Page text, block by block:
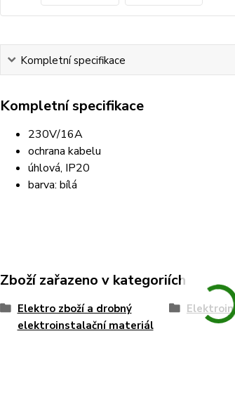
Kompletní specifikace
Kompletní specifikace
230V/16A
ochrana kabelu
úhlová, IP20
barva: bílá
Zboží zařazeno v kategoriích
Elektro zboží a drobný
elektroinstalační materiál